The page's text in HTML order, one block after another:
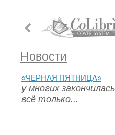
Новости
«ЧЕРНАЯ ПЯТНИЦА»
у многих
всё только...